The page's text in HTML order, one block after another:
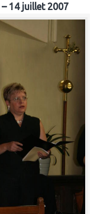
14 juillet 2007